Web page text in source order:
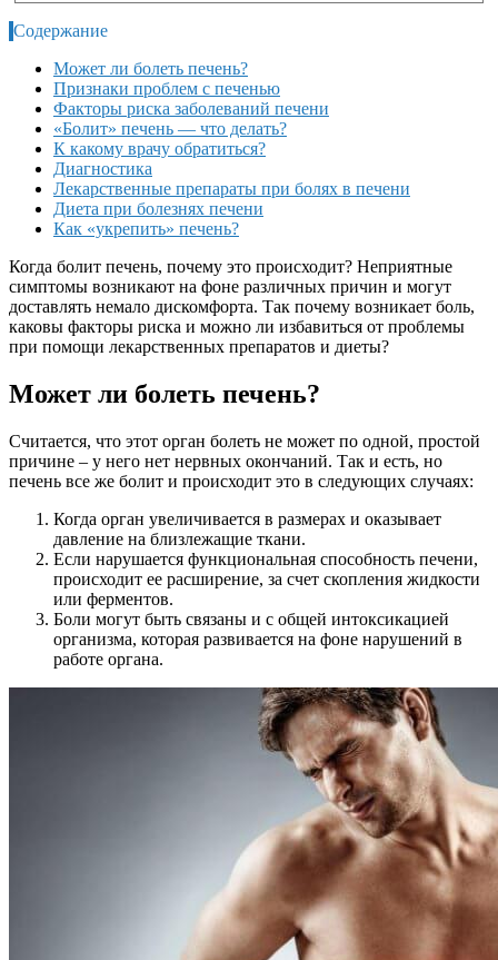
Содержание
Может ли болеть печень?
Признаки проблем с печенью
Факторы риска заболеваний печени
«Болит» печень — что делать?
К какому врачу обратиться?
Диагностика
Лекарственные препараты при болях в печени
Диета при болезнях печени
Как «укрепить» печень?
Когда болит печень, почему это происходит? Неприятные
симптомы возникают на фоне различных причин и могут
доставлять немало дискомфорта. Так почему возникает боль,
каковы факторы риска и можно ли избавиться от проблемы
при помощи лекарственных препаратов и диеты?
Может ли болеть печень?
Считается, что этот орган болеть не может по одной, простой
причине – у него нет нервных окончаний. Так и есть, но
печень все же болит и происходит это в следующих случаях:
Когда орган увеличивается в размерах и оказывает
давление на близлежащие ткани.
Если нарушается функциональная способность печени,
происходит ее расширение, за счет скопления жидкости
или ферментов.
Боли могут быть связаны и с общей интоксикацией
организма, которая развивается на фоне нарушений в
работе органа.